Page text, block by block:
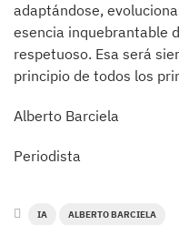
adaptándose,
esencia inquebrantable
respetuoso. Esa será
principio de todos los
Alberto Barciela
Periodista
IA ALBERTO BARCIELA